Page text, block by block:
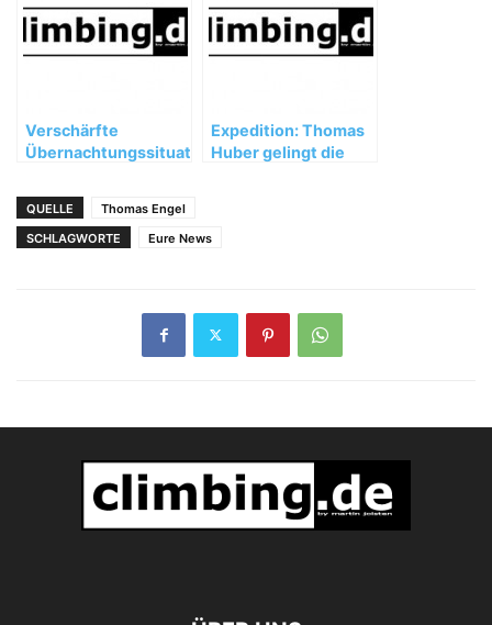
Verschärfte
Übernachtungssituation
Südbergell
Expedition: Thomas
Huber gelingt die
QUELLE
Thomas Engel
SCHLAGWORTE
Eure News